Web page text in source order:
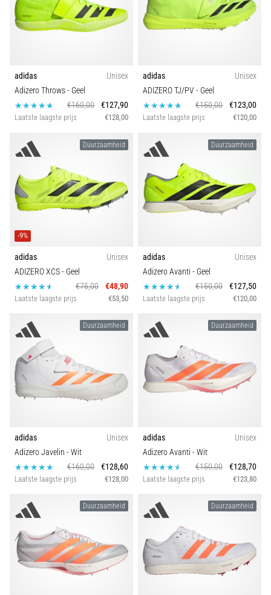
adidas
Unisex
Adizero Throws- Geel
€160,00
€127,90
Laatste laagste prijs €128,00
adidas
Unisex
ADIZERO TJ/PV- Geel
€150,00
€123,00
Laatste laagste prijs €120,00
Duurzaamheid
-9%
adidas
Unisex
ADIZERO XCS- Geel
€75,00
€48,90
Laatste laagste prijs €53,50
Duurzaamheid
adidas
Unisex
Adizero Avanti - Geel
€150,00
€127,50
Laatste laagste prijs €120,00
Duurzaamheid
adidas
Unisex
Adizero Javelin - Wit
€160,00
€128,60
Laatste laagste prijs €128,00
Duurzaamheid
adidas
Unisex
Adizero Avanti - Wit
€150,00
€128,70
Laatste laagste prijs €123,80
Duurzaamheid Duurzaamheid